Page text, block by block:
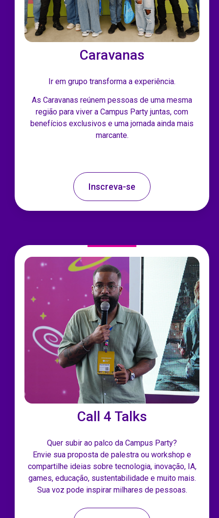
Caravanas
Ir em grupo transforma a experiência.
As Caravanas reúnem pessoas de uma mesma
região para viver a Campus Party juntas, com
benefícios exclusivos e uma jornada ainda mais
marcante.
Inscreva-se
Call 4 Talks
Quer subir ao palco da Campus Party?
Envie sua proposta de palestra ou workshop e
compartilhe ideias sobre tecnologia, inovação, IA,
games, educação, sustentabilidade e muito mais.
Sua voz pode inspirar milhares de pessoas.